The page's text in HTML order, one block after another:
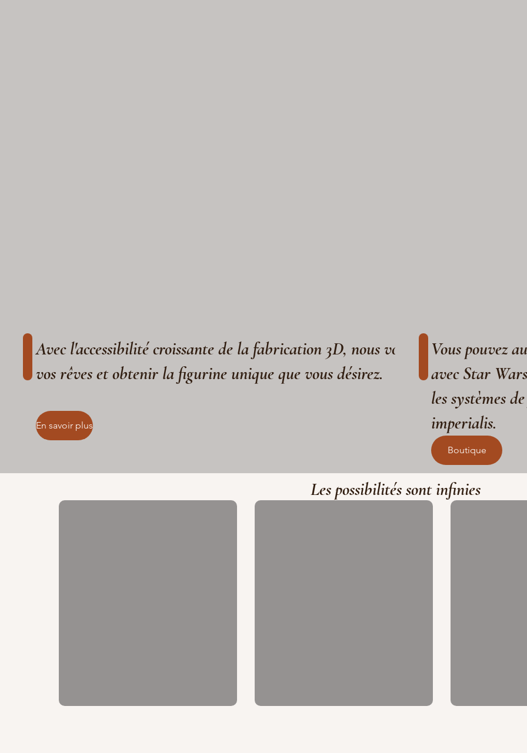
Avec l'accessibilité croissante de la fabrication 3D, nous vous aidons à réaliser
vos rêves et obtenir la figurine unique que vous désirez.
En savoir plus
Vous pouvez
avec Star
les systèmes
imperialis.
Boutique
Les possibilités sont infinies